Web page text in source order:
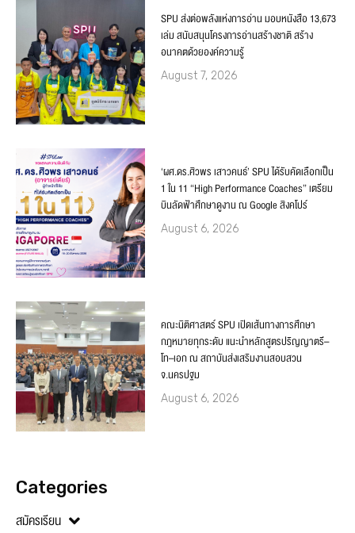
SPU ส่งต่อพลังแห่งการอ่าน มอบหนังสือ 13,673
เล่ม สนับสนุนโครงการอ่านสร้างชาติ สร้าง
อนาคตด้วยองค์ความรู้
August 7, 2026
‘ผศ.ดร.ศิวพร เสาวคนธ์’ SPU ได้รับคัดเลือกเป็น
1 ใน 11 “High Performance Coaches” เตรียม
บินลัดฟ้าศึกษาดูงาน ณ Google สิงคโปร์
August 6, 2026
คณะนิติศาสตร์ SPU เปิดเส้นทางการศึกษา
กฎหมายทุกระดับ แนะนำหลักสูตรปริญญาตรี–
โท–เอก ณ สถาบันส่งเสริมงานสอบสวน
จ.นครปฐม
August 6, 2026
Categories
สมัครเรียน